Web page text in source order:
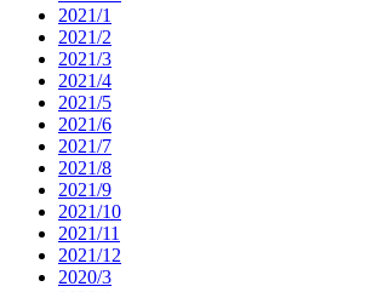
2021/1
2021/2
2021/3
2021/4
2021/5
2021/6
2021/7
2021/8
2021/9
2021/10
2021/11
2021/12
2020/3